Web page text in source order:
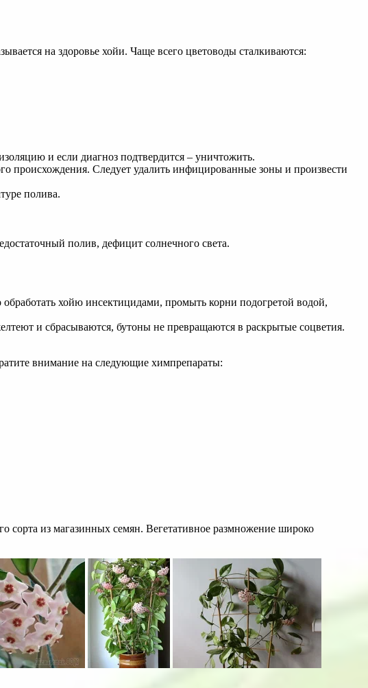
на здоровье хойи. Чаще всего цветоводы сталкиваются:
и если диагноз подтвердится – уничтожить.
происхождения. Следует удалить инфицированные зоны и произвести
полива.
полив, дефицит солнечного света.
обработать хойю инсектицидами, промыть корни подогретой водой,
и сбрасываются, бутоны не превращаются в раскрытые соцветия.
внимание на следующие химпрепараты:
сорта из магазинных семян. Вегетативное размножение широко